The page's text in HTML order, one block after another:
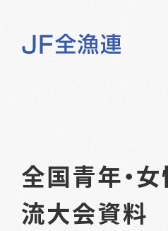
全国青年・
流大会資料